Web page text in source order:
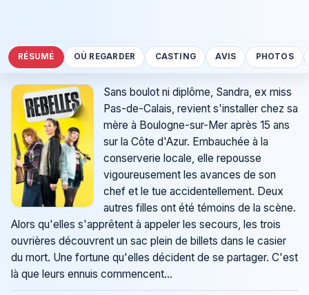
RÉSUMÉ OÙ REGARDER CASTING AVIS PHOTOS
Sans boulot ni diplôme, Sandra, ex miss
Pas-de-Calais, revient s'installer chez sa
mère à Boulogne-sur-Mer après 15 ans
sur la Côte d'Azur. Embauchée à la
conserverie locale, elle repousse
vigoureusement les avances de son
chef et le tue accidentellement. Deux
autres filles ont été témoins de la scène.
Alors qu'elles s'apprêtent à appeler les secours, les trois
ouvrières découvrent un sac plein de billets dans le casier
du mort. Une fortune qu'elles décident de se partager. C'est
là que leurs ennuis commencent...